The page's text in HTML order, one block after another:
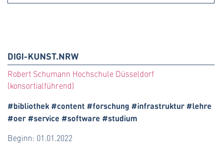
DIGI-KUNST.NRW
Robert Schumann Hochschule Düsseldorf
(konsortialführend)
#bibliothek #content #forschung #infrastruktur #lehre
#oer #service #software #studium
Beginn: 01.01.2022